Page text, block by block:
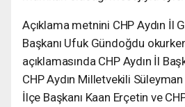
Açıklama metnini CHP Aydın İl
Başkanı Ufuk Gündoğdu
açıklamasında CHP Aydın İl
CHP Aydın Milletvekili
İlçe Başkanı Kaan Erçetin ve